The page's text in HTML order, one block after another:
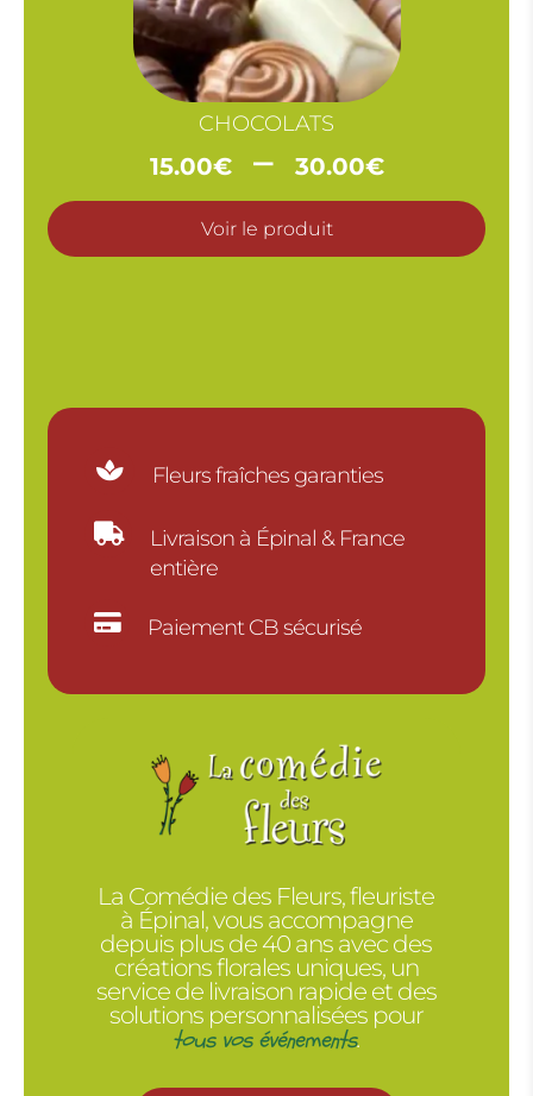
CHOCOLATS
15.00€ – 30.00€Plage
de
prix :
15.00€
Voir le produit
 Fleurs fraîches garanties

Livraison à Épinal & France
entière
 Paiement CB sécurisé
La Comédie des Fleurs, fleuriste
à Épinal, vous accompagne
depuis plus de 40 ans avec des
créations florales uniques, un
service de livraison rapide et des
solutions personnalisées pour
tous vos événements.